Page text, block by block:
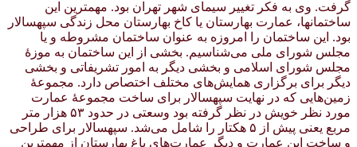
گرفت. وی به فکر تغییر سیمای شهر تهران بود. مهمترین این
ساختمانها، عمارت بهارستان یا کاخ بهارستان محل زندگی سپهسالار
بود. این ساختمان را امروزه به عنوان ساختمان مشروطه و یا
مجلس شورای ملی می‌شناسیم. بخشی از این ساختمان به موزهٔ
مجلس شورای اسلامی و بخشی دیگر به امور تشریفاتی و بخشی
دیگر برای برگزاری همایش‌های مختلف اختصاص دارد. مجموعهٔ
زمین‌هایی که در نهایت سپهسالار برای ساخت مجموعهٔ عمارت
مورد نظر خویش در نظر گرفته بود وسعتی در حدود ۵۳ هزار متر
مربع یعنی پیش از ۵ هکتار را شامل می‌شد. سپهسالار برای طراحی
و ساخت این عمارت و دیگر عمارت‌های باغ بهارستان از مهمترین